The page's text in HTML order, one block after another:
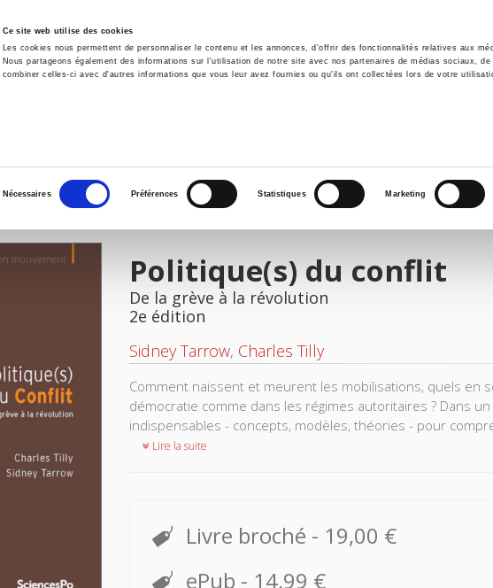
Ce site web utilise des cookies
Les cookies nous permettent de personnaliser le contenu et les annonces, d'offrir des fonctionnalités relatives aux
Nous partageons également des informations sur l'utilisation de notre site avec nos partenaires de médias sociaux,
combiner celles-ci avec d'autres informations que vous leur avez fournies ou qu'ils ont collectées lors de votre
consentement
Nécessaires Préférences Statistiques Marketing
Accueil Environnement Histoire
Politique(s) du conflit
De la grève à la révolution
2e édition
Sidney Tarrow, Charles Tilly
Comment naissent et meurent les mobilisations, quels en
démocratie comme dans les régimes autoritaires ? Dans
indispensables - concepts, modèles, théories - pour
Lire la suite
Livre broché - 19,00 €
ePub - 14,99 €